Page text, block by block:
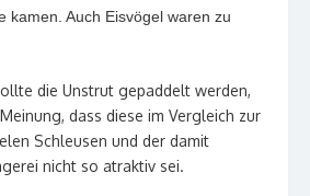
kamen. Auch Eisvögel waren zu
die Unstrut gepaddelt werden,
dass diese im Vergleich zur
Schleusen und der damit
nicht so atraktiv sei.